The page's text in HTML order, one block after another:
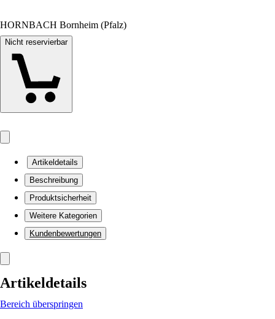
HORNBACH Bornheim (Pfalz)
Nicht reservierbar
Artikeldetails
Beschreibung
Produktsicherheit
Weitere Kategorien
Kundenbewertungen
Artikeldetails
Bereich überspringen